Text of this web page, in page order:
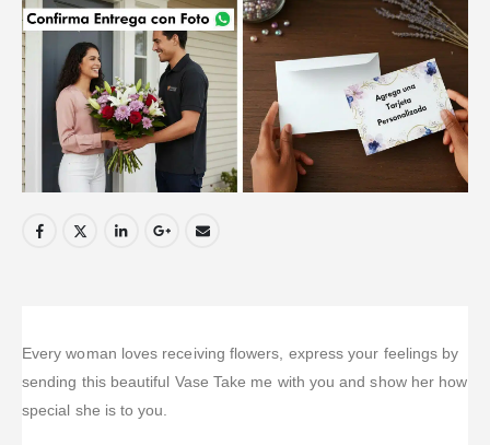
Every woman loves receiving flowers, express your feelings by
sending this beautiful Vase Take me with you and show her how
special she is to you.